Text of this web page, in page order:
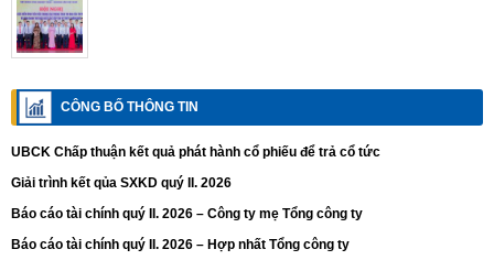
CÔNG BỐ THÔNG TIN
UBCK Chấp thuận kết quả phát hành cổ phiếu để trả cổ tức
Giải trình kết qủa SXKD quý II. 2026
Báo cáo tài chính quý II. 2026 – Công ty mẹ Tổng công ty
Báo cáo tài chính quý II. 2026 – Hợp nhất Tổng công ty